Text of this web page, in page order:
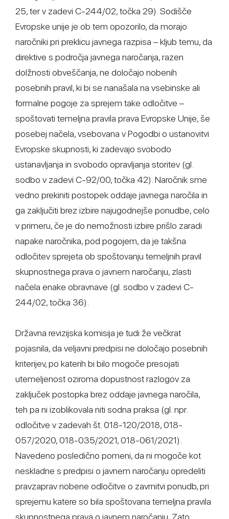
25, ter v zadevi C-244/02, točka 29). Sodišče
Evropske unije je ob tem opozorilo, da morajo
naročniki pri preklicu javnega razpisa – kljub temu, da
direktive s področja javnega naročanja, razen
dolžnosti obveščanja, ne določajo nobenih
posebnih pravil, ki bi se nanašala na vsebinske ali
formalne pogoje za sprejem take odločitve –
spoštovati temeljna pravila prava Evropske Unije, še
posebej načela, vsebovana v Pogodbi o ustanovitvi
Evropske skupnosti, ki zadevajo svobodo
ustanavljanja in svobodo opravljanja storitev (gl.
sodbo v zadevi C-92/00, točka 42). Naročnik sme
vedno prekiniti postopek oddaje javnega naročila in
ga zaključiti brez izbire najugodnejše ponudbe, celo
v primeru, če je do nemožnosti izbire prišlo zaradi
napake naročnika, pod pogojem, da je takšna
odločitev sprejeta ob spoštovanju temeljnih pravil
skupnostnega prava o javnem naročanju, zlasti
načela enake obravnave (gl. sodbo v zadevi C-
244/02, točka 36).
Državna revizijska komisija je tudi že večkrat
pojasnila, da veljavni predpisi ne določajo posebnih
kriterijev, po katerih bi bilo mogoče presojati
utemeljenost oziroma dopustnost razlogov za
zaključek postopka brez oddaje javnega naročila,
teh pa ni izoblikovala niti sodna praksa (gl. npr.
odločitve v zadevah št. 018-120/2018, 018-
057/2020, 018-035/2021, 018-061/2021).
Navedeno posledično pomeni, da ni mogoče kot
neskladne s predpisi o javnem naročanju opredeliti
pravzaprav nobene odločitve o zavrnitvi ponudb, pri
sprejemu katere so bila spoštovana temeljna pravila
skupnostnega prava o javnem naročanju. Zato